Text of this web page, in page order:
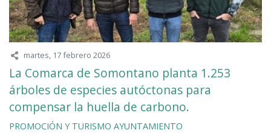
martes, 17 febrero 2026
La Comarca de Somontano planta 1.253
árboles de especies autóctonas para
compensar la huella de carbono.
PROMOCIÓN Y TURISMO AYUNTAMIENTO